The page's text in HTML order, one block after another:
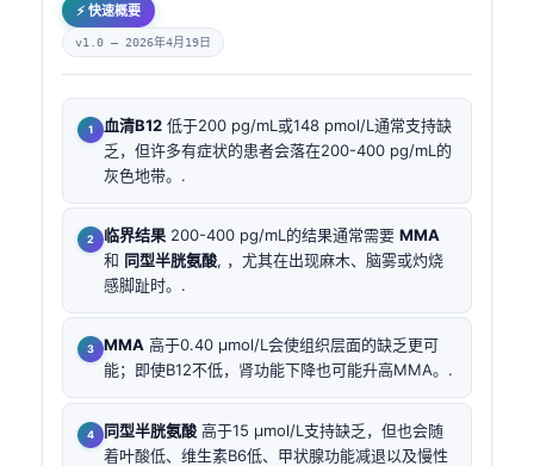
⚡ 快速概要
v1.0 — 2026年4月19日
血清B12 低于200 pg/mL或148 pmol/L通常支持缺
乏，但许多有症状的患者会落在200-400 pg/mL的
灰色地带。.
临界结果 200-400 pg/mL的结果通常需要 MMA
和 同型半胱氨酸, ，尤其在出现麻木、脑雾或灼烧
感脚趾时。.
MMA 高于0.40 µmol/L会使组织层面的缺乏更可
能；即使B12不低，肾功能下降也可能升高MMA。.
同型半胱氨酸 高于15 µmol/L支持缺乏，但也会随
着叶酸低、维生素B6低、甲状腺功能减退以及慢性